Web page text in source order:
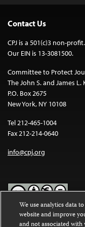
Contact Us
CPJ is a 501(c)3 non-profit.
Our EIN is 13-3081500.
Committee to Protect
The John S. and James
P.O. Box 2675
New York, NY 10108
Tel 212-465-1004
Fax 212-214-0640
info@cpj.org
Except where noted,
We use analytics data
website and improve
and not associated with